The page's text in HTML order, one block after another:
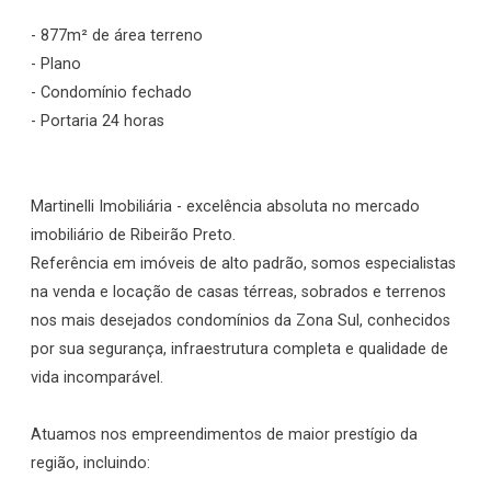
- 877m² de área terreno
- Plano
- Condomínio fechado
- Portaria 24 horas
Martinelli Imobiliária - excelência absoluta no mercado
imobiliário de Ribeirão Preto.
Referência em imóveis de alto padrão, somos especialistas
na venda e locação de casas térreas, sobrados e terrenos
nos mais desejados condomínios da Zona Sul, conhecidos
por sua segurança, infraestrutura completa e qualidade de
vida incomparável.
Atuamos nos empreendimentos de maior prestígio da
região, incluindo: